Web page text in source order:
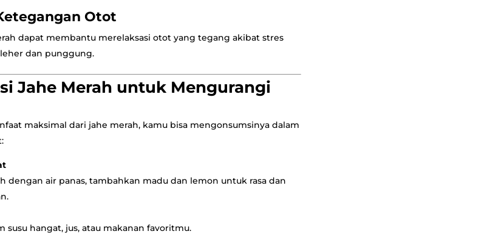
Otot
dapat membantu merelaksasi otot yang tegang akibat stres
dan punggung.
Jahe Merah untuk Mengurangi
maksimal dari jahe merah, kamu bisa mengonsumsinya dalam
dengan air panas, tambahkan madu dan lemon untuk rasa dan
susu hangat, jus, atau makanan favoritmu.